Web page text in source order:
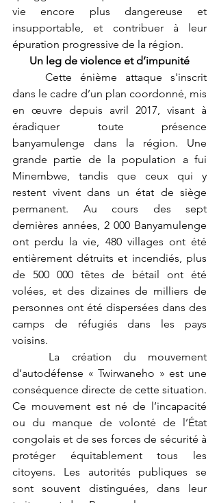
vie encore plus dangereuse et
insupportable, et contribuer à leur
épuration progressive de la région.
Un leg de violence et d’impunité
dans le cadre d’un plan coordonné, mis
en œuvre depuis avril 2017, visant à
éradiquer toute présence
banyamulenge dans la région. Une
grande partie de la population a fui
Minembwe, tandis que ceux qui y
restent vivent dans un état de siège
permanent. Au cours des sept
dernières années, 2 000 Banyamulenge
ont perdu la vie, 480 villages ont été
entièrement détruits et incendiés, plus
de 500 000 têtes de bétail ont été
volées, et des dizaines de milliers de
personnes ont été dispersées dans des
camps de réfugiés dans les pays
voisins.
d’autodéfense « Twirwaneho » est une
conséquence directe de cette situation.
Ce mouvement est né de l’incapacité
ou du manque de volonté de l’État
congolais et de ses forces de sécurité à
protéger équitablement tous les
citoyens. Les autorités publiques se
sont souvent distinguées, dans leur